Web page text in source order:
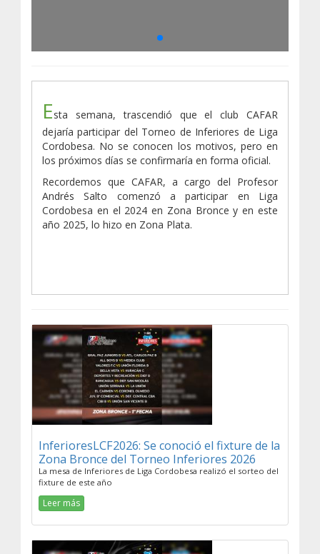
Esta semana, trascendió que el club CAFAR
dejaría participar del Torneo de Inferiores de Liga
Cordobesa. No se conocen los motivos, pero en
los próximos días se confirmaría en forma oficial.
Recordemos que CAFAR, a cargo del Profesor
Andrés Salto comenzó a participar en Liga
Cordobesa en el 2024 en Zona Bronce y en este
año 2025, lo hizo en Zona Plata.
InferioresLCF2026: Se conoció el fixture de la
Zona Bronce del Torneo Inferiores 2026
La mesa de Inferiores de Liga Cordobesa realizó el sorteo del
fixture de este año
Leer más